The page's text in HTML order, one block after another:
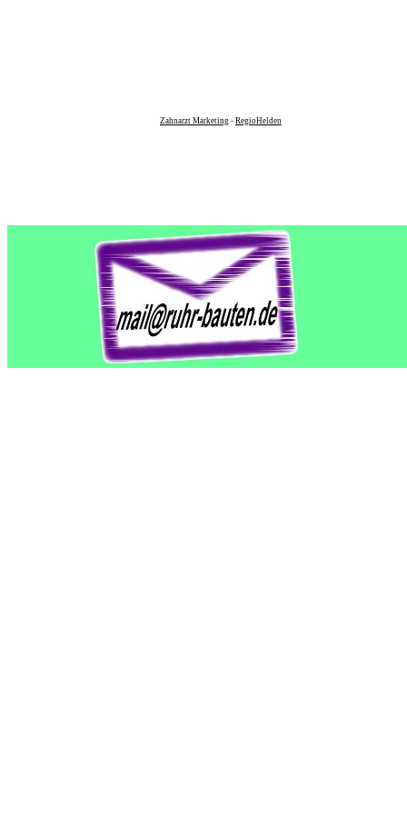
Zahnarzt Marketing - RegioHelden